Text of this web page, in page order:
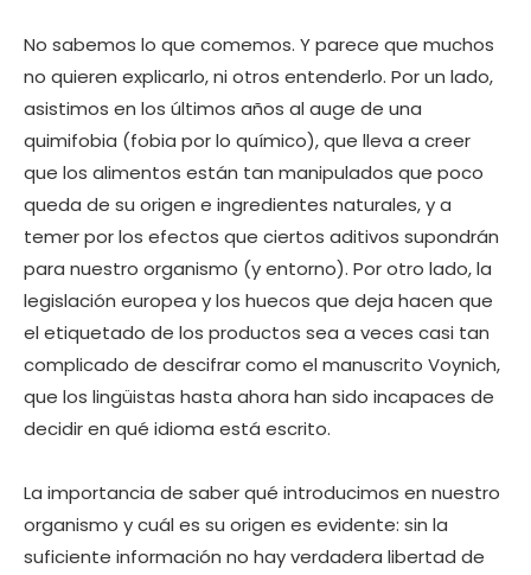
No sabemos lo que comemos. Y parece que muchos
no quieren explicarlo, ni otros entenderlo. Por un lado,
asistimos en los últimos años al auge de una
quimifobia (fobia por lo químico), que lleva a creer
que los alimentos están tan manipulados que poco
queda de su origen e ingredientes naturales, y a
temer por los efectos que ciertos aditivos supondrán
para nuestro organismo (y entorno). Por otro lado, la
legislación europea y los huecos que deja hacen que
el etiquetado de los productos sea a veces casi tan
complicado de descifrar como el manuscrito Voynich,
que los lingüistas hasta ahora han sido incapaces de
decidir en qué idioma está escrito.
La importancia de saber qué introducimos en nuestro
organismo y cuál es su origen es evidente: sin la
suficiente información no hay verdadera libertad de